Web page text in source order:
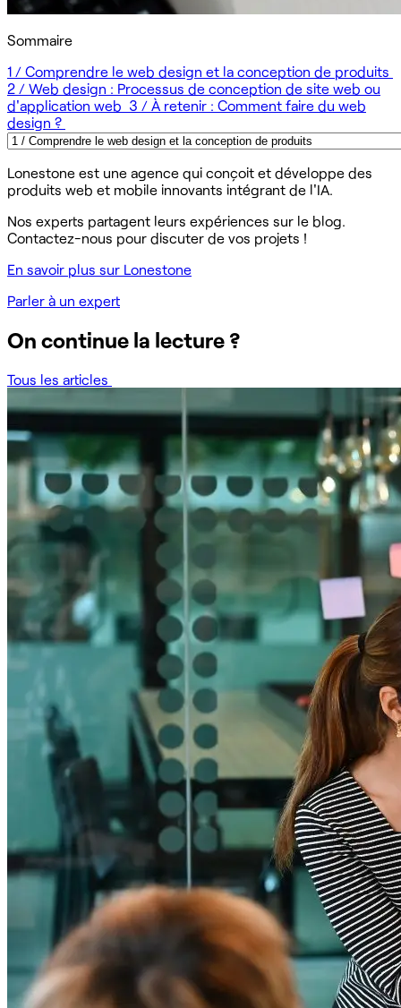
Sommaire
1 / Comprendre le web design et la conception de produits
2 / Web design : Processus de conception de site web ou
d'application web 3 / À retenir : Comment faire du web
design ?
Lonestone est une agence qui conçoit et développe des
produits web et mobile innovants intégrant de l'IA.
Nos experts partagent leurs expériences sur le blog.
Contactez-nous pour discuter de vos projets !
En savoir plus sur Lonestone
Parler à un expert
On continue la lecture ?
Tous les articles